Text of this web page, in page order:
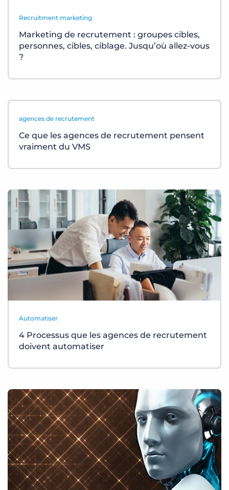
Recruitment marketing
Marketing de recrutement : groupes cibles,
personnes, cibles, ciblage. Jusqu’où allez-vous
?
agences de recrutement
Ce que les agences de recrutement pensent
vraiment du VMS
Automatiser
4 Processus que les agences de recrutement
doivent automatiser